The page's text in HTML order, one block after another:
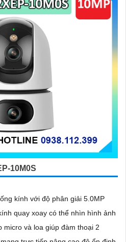
có hoạt động bình thường, vệ
định kỳ.
giúp bạn lắp đặt và sử dụng Camera
lợi.
10M0S
kính với độ phân giải 5.0MP
quay xoay có thể nhìn hình ảnh
và loa giúp đàm thoại 2